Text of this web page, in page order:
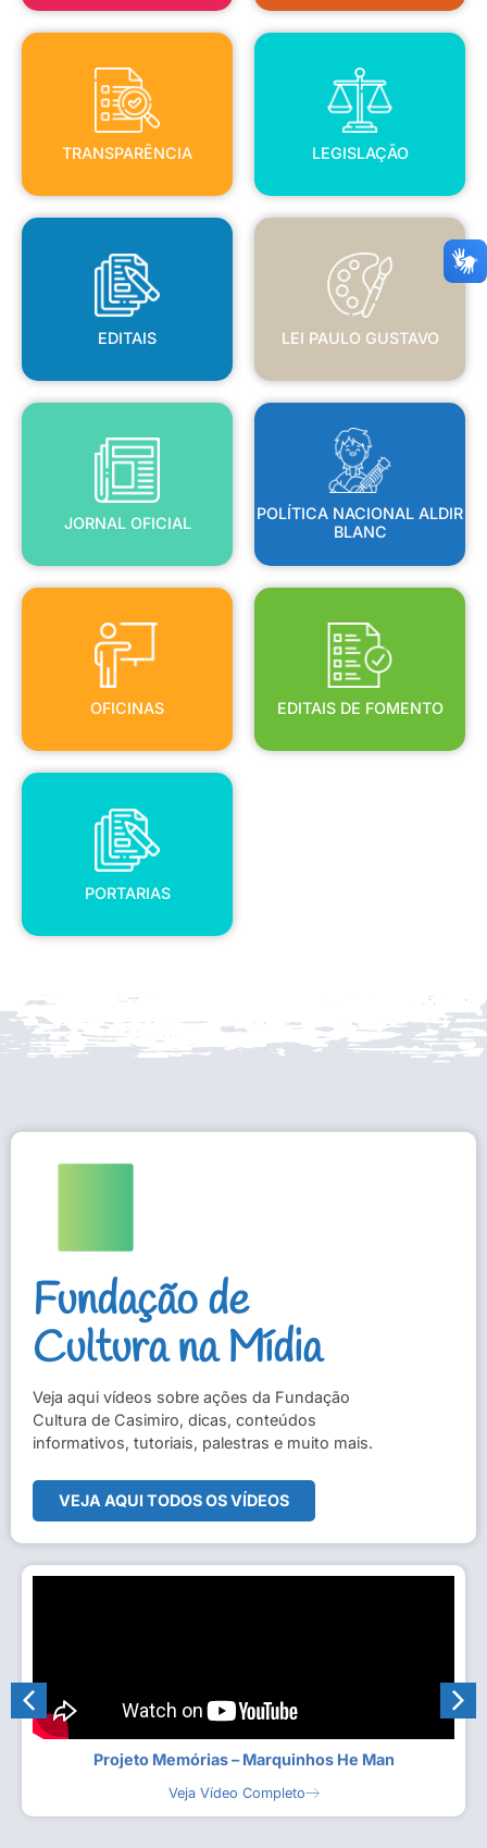
TRANSPARÊNCIA
TRANSPARÊNCIA
LEGISLAÇÃO
LEGISLAÇÃO
EDITAIS
EDITAIS
LEI PAULO GUSTAVO
LEI PAULO GUSTAVO
JORNAL OFICIAL
JORNAL OFICIAL
POLÍTICA NACIONAL ALDIR
BLANC
POLÍTICA NACIONAL ALDIR
BLANC
OFICINAS
OFICINAS
EDITAIS DE FOMENTO
EDITAIS DE FOMENTO
PORTARIAS
PORTARIAS
Fundação de
Cultura na Mídia
Veja aqui vídeos sobre ações da Fundação
Cultura de Casimiro, dicas, conteúdos
informativos, tutoriais, palestras e muito mais.
VEJA AQUI TODOS OS VÍDEOS
Projeto Memórias – Marquinhos He Man
Veja Vídeo Completo